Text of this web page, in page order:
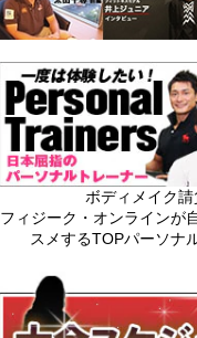
ボディメイク請
フィジーク・オンラインが
スメするTOPパーソナ